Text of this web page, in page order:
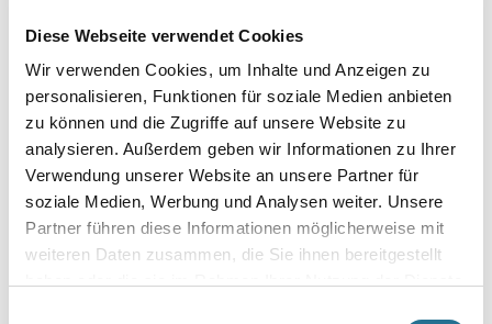
Diese Webseite verwendet Cookies
Wir verwenden Cookies, um Inhalte und Anzeigen zu
personalisieren, Funktionen für soziale Medien anbieten
zu können und die Zugriffe auf unsere Website zu
analysieren. Außerdem geben wir Informationen zu Ihrer
Verwendung unserer Website an unsere Partner für
soziale Medien, Werbung und Analysen weiter. Unsere
Partner führen diese Informationen möglicherweise mit
weiteren Daten zusammen, die Sie ihnen bereitgestellt
Stärke in millimeter
Borsten- / Haar-Länge in mm